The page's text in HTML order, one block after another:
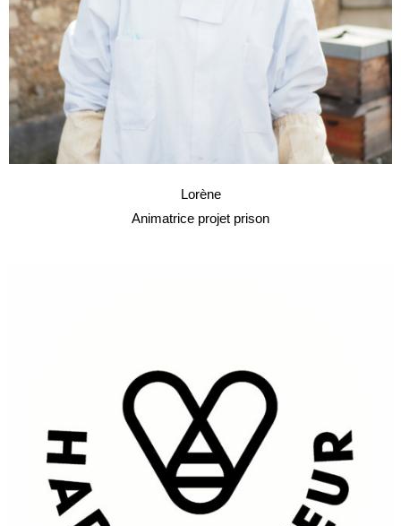
Lorène
Animatrice projet prison